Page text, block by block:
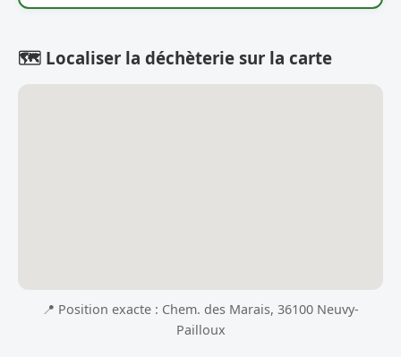
🗺️ Localiser la déchèterie sur la carte
📍 Position exacte : Chem. des Marais, 36100 Neuvy-
Pailloux